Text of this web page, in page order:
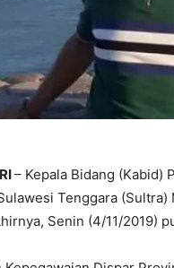
– Kepala Bidang (Kabid)
Tenggara (Sultra)
Senin (4/11/2019)